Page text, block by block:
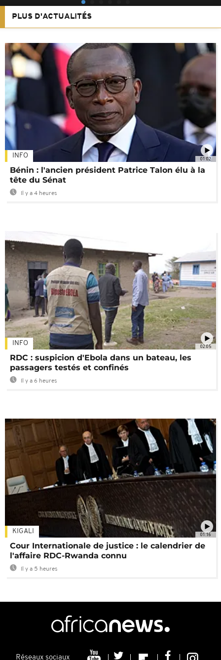
PLUS D'ACTUALITÉS
01:02
INFO
Bénin : l'ancien président Patrice Talon élu à la
tête du Sénat
Il y a 4 heures
02:05
INFO
RDC : suspicion d'Ebola dans un bateau, les
passagers testés et confinés
Il y a 6 heures
01:16
KIGALI
Cour Internationale de justice : le calendrier de
l'affaire RDC-Rwanda connu
Il y a 5 heures
Réseaux sociaux